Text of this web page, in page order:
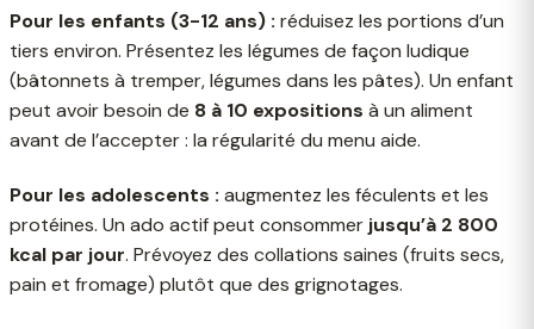
Pour les enfants (3-12 ans) : réduisez les portions d’un
tiers environ. Présentez les légumes de façon ludique
(bâtonnets à tremper, légumes dans les pâtes). Un enfant
peut avoir besoin de 8 à 10 expositions à un aliment
avant de l’accepter : la régularité du menu aide.
Pour les adolescents : augmentez les féculents et les
protéines. Un ado actif peut consommer jusqu’à 2 800
kcal par jour. Prévoyez des collations saines (fruits secs,
pain et fromage) plutôt que des grignotages.